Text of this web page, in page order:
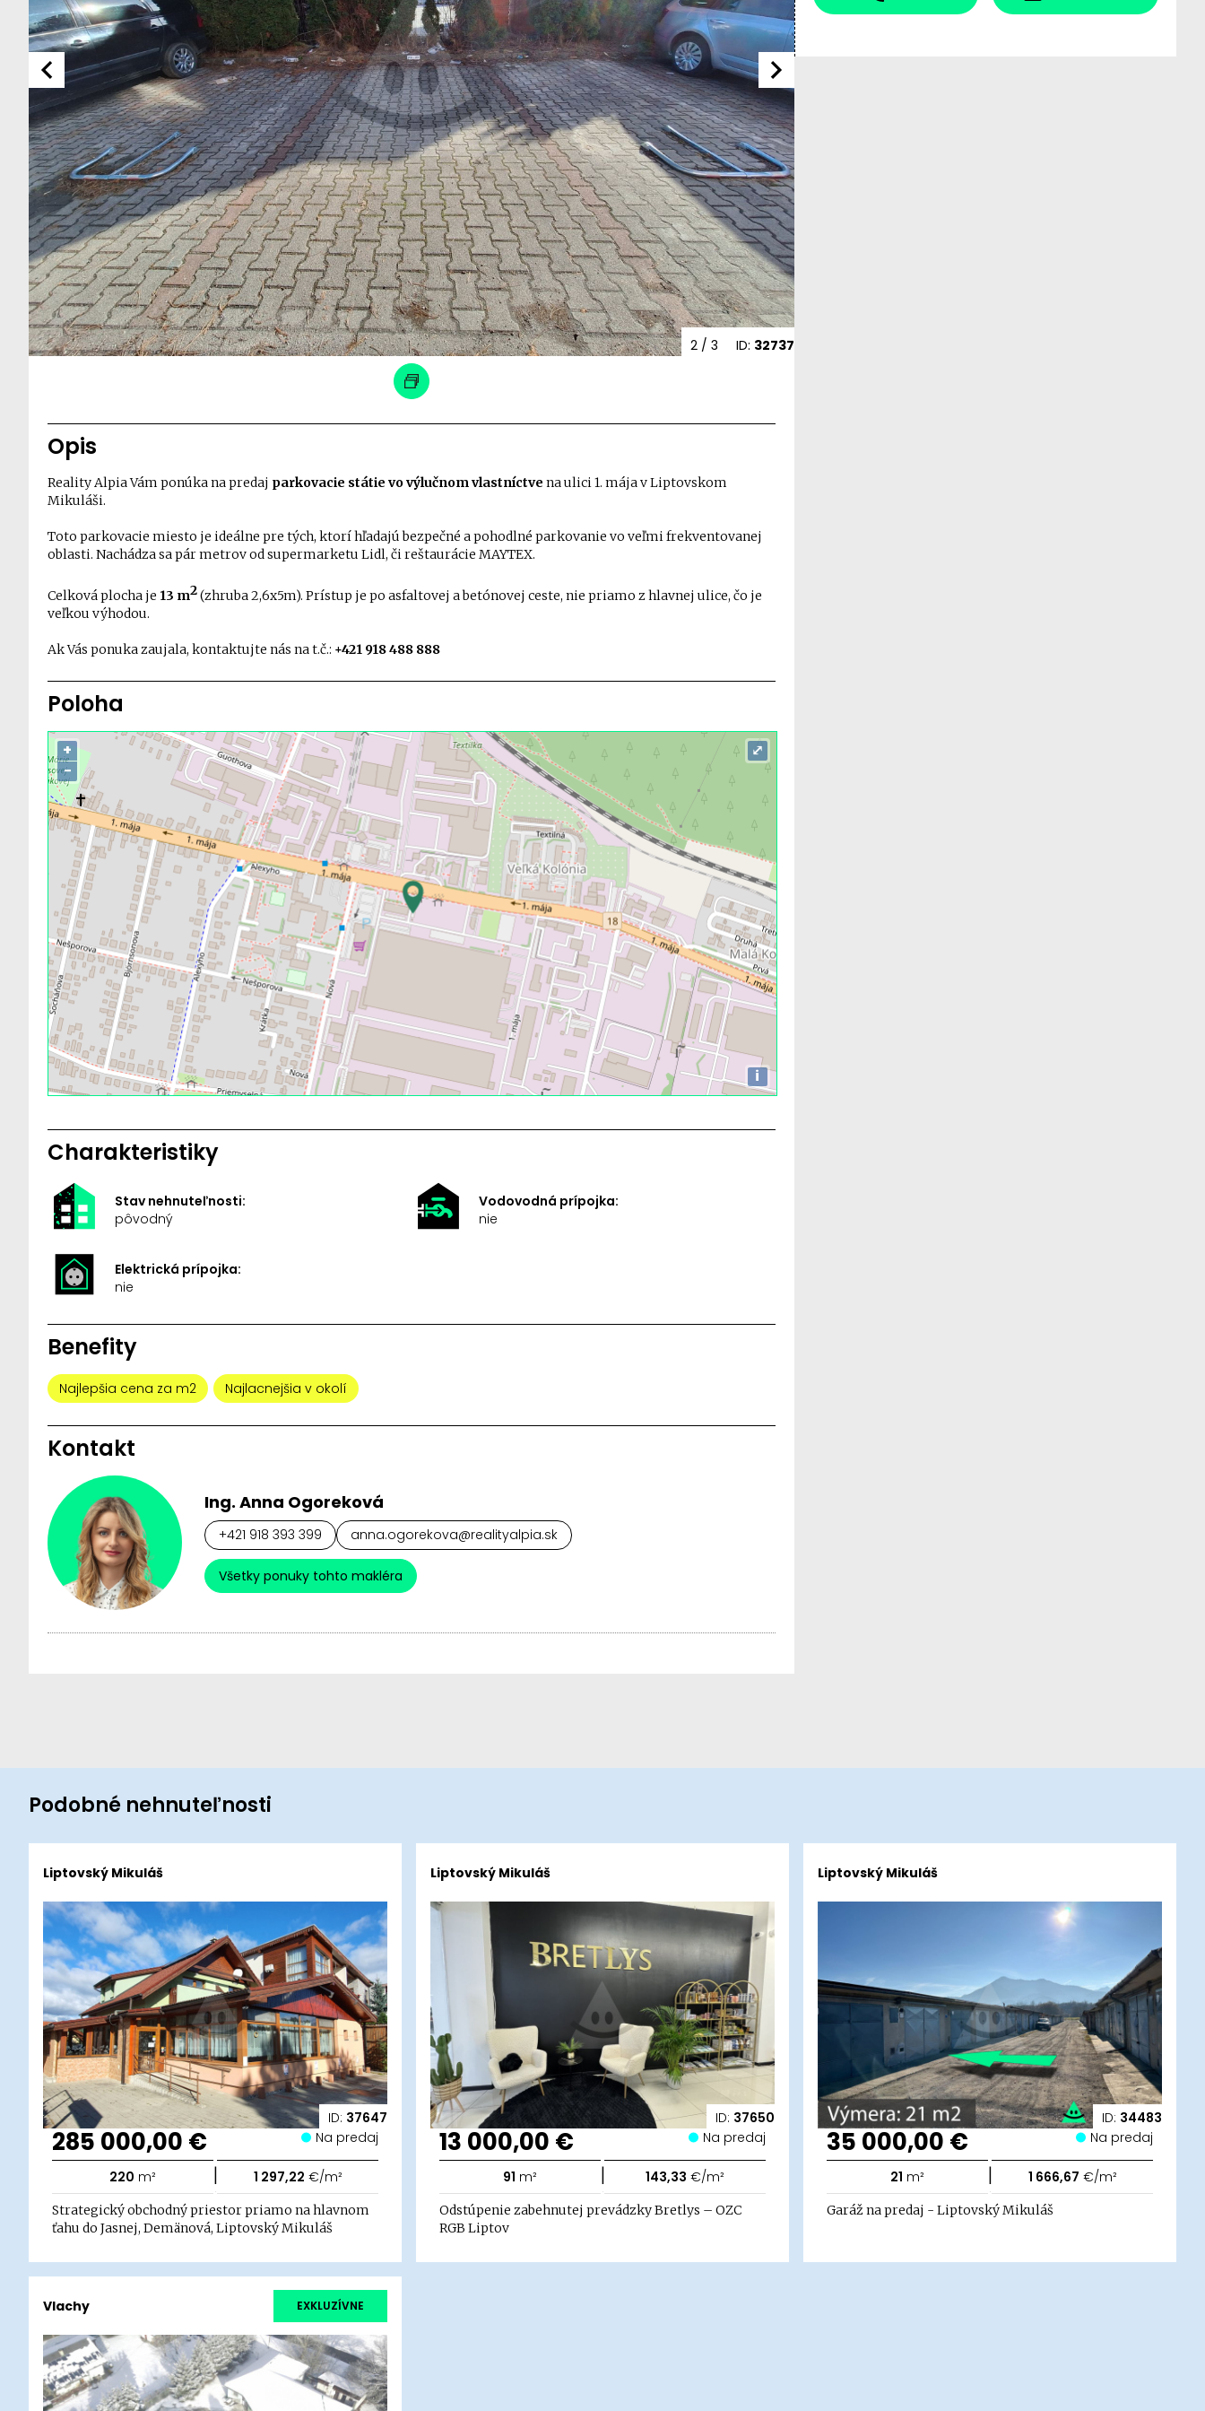
ID: 32737
2/ 3
Opis
Reality Alpia Vám ponúka na predaj parkovacie státie vo výlučnom vlastníctve na ulici 1. mája v Liptovskom
Mikuláši.
Toto parkovacie miesto je ideálne pre tých, ktorí hľadajú bezpečné a pohodlné parkovanie vo veľmi frekventovanej
oblasti. Nachádza sa pár metrov od supermarketu Lidl, či reštaurácie MAYTEX.
Celková plocha je 13 m2(zhruba 2,6x5m). Prístup je po asfaltovej a betónovej ceste, nie priamo z hlavnej ulice, čo je
veľkou výhodou.
Ak Vás ponuka zaujala, kontaktujte nás na t.č.: +421 918 488 888
Poloha
+
−
i
⤢
Charakteristiky
Stav nehnuteľnosti:
pôvodný
Vodovodná prípojka:
nie
Elektrická prípojka:
nie
Benefity
Najlepšia cena za m2 Najlacnejšia v okolí
Kontakt
Ing. Anna Ogoreková
+421 918 393 399 anna.ogorekova@realityalpia.sk
Všetky ponuky tohto makléra
Podobné nehnuteľnosti
ID: 37647
Liptovský Mikuláš
285 000,00 € Na predaj
220 m² | 1 297,22 €/m²
Strategický obchodný priestor priamo na hlavnom
ťahu do Jasnej, Demänová, Liptovský Mikuláš
ID: 37650
Liptovský Mikuláš
13 000,00 € Na predaj
91 m² | 143,33 €/m²
Odstúpenie zabehnutej prevádzky Bretlys – OZC
RGB Liptov
ID: 34483
Liptovský Mikuláš
35 000,00 € Na predaj
21 m² | 1 666,67 €/m²
Garáž na predaj - Liptovský Mikuláš
Vlachy EXKLUZÍVNE